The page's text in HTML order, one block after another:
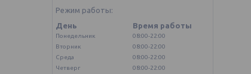
Режим работы:
День
Время работы
Понедельник
08:00-22:00
Вторник
08:00-22:00
Среда
08:00-22:00
Четверг
08:00-22:00